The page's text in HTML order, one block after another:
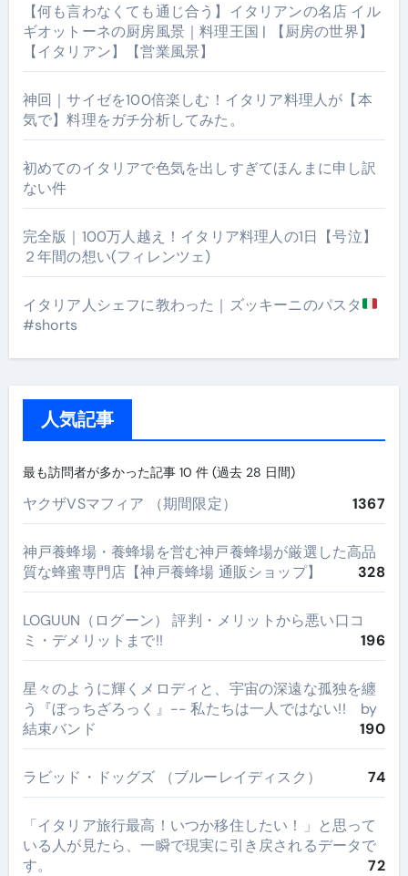
【何も言わなくても通じ合う】イタリアンの名店 イル
ギオットーネの厨房風景｜料理王国 | 【厨房の世界】
【イタリアン】【営業風景】
神回｜サイゼを100倍楽しむ！イタリア料理人が【本
気で】料理をガチ分析してみた。
初めてのイタリアで色気を出しすぎてほんまに申し訳
ない件
完全版｜100万人越え！イタリア料理人の1日【号泣】
２年間の想い(フィレンツェ)
イタリア人シェフに教わった｜ズッキーニのパスタ
#shorts
人気記事
最も訪問者が多かった記事 10 件 (過去 28 日間)
ヤクザVSマフィア （期間限定） 1367
神戸養蜂場・養蜂場を営む神戸養蜂場が厳選した高品
質な蜂蜜専門店【神戸養蜂場 通販ショップ】
328
LOGUUN（ログーン） 評判・メリットから悪い口コ
ミ・デメリットまで!!
196
星々のように輝くメロディと、宇宙の深遠な孤独を纏
う『ぼっちざろっく』-- 私たちは一人ではない!! by
結束バンド
190
ラビッド・ドッグズ （ブルーレイディスク） 74
​「イタリア旅行最高！いつか移住したい！」と思って
いる人が見たら、一瞬で現実に引き戻されるデータで
す。
72